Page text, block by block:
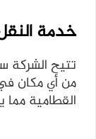
خدمة
تتيح الشركة
من أي مكان
القطامية